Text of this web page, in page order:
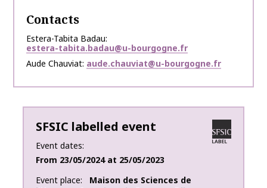
Contacts
Estera-Tabita Badau
estera-tabita.badau@u-bourgogne.fr
Aude Chauviat aude.chauviat@u-bourgogne.fr
SFSIC labelled event
Event dates
From 23/05/2024at 25/05/2023
Event place
Maison des Sciences de